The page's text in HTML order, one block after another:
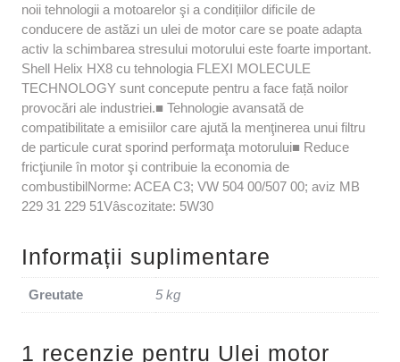
noii tehnologii a motoarelor şi a condițiilor dificile de
conducere de astăzi un ulei de motor care se poate adapta
activ la schimbarea stresului motorului este foarte important.
Shell Helix HX8 cu tehnologia FLEXI MOLECULE
TECHNOLOGY sunt concepute pentru a face față noilor
provocări ale industriei.■ Tehnologie avansată de
compatibilitate a emisiilor care ajută la menţinerea unui filtru
de particule curat sporind performaţa motorului■ Reduce
fricţiunile în motor şi contribuie la economia de
combustibilNorme: ACEA C3; VW 504 00/507 00; aviz MB
229 31 229 51Vâscozitate: 5W30
Informații suplimentare
Greutate 5 kg
1 recenzie pentru Ulei motor